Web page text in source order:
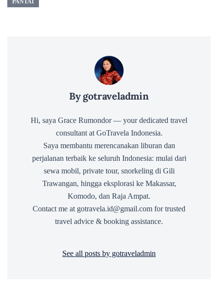
By gotraveladmin
Hi, saya Grace Rumondor — your dedicated travel
consultant at GoTravela Indonesia.
Saya membantu merencanakan liburan dan
perjalanan terbaik ke seluruh Indonesia: mulai dari
sewa mobil, private tour, snorkeling di Gili
Trawangan, hingga eksplorasi ke Makassar,
Komodo, dan Raja Ampat.
Contact me at gotravela.id@gmail.com for trusted
travel advice & booking assistance.
See all posts by gotraveladmin